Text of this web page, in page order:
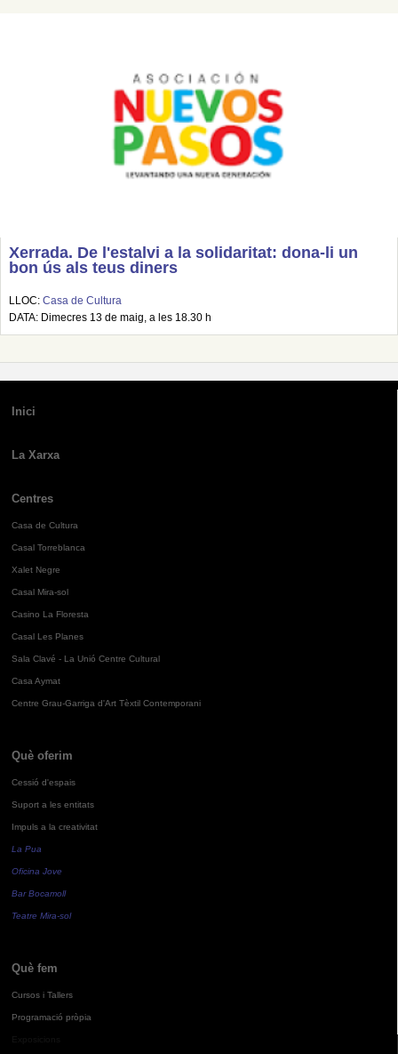
Xerrada. De l'estalvi a la solidaritat: dona-li un
bon ús als teus diners
LLOC: Casa de Cultura
DATA: Dimecres 13 de maig, a les 18.30 h
Inici
La Xarxa
Centres
Casa de Cultura
Casal Torreblanca
Xalet Negre
Casal Mira-sol
Casino La Floresta
Casal Les Planes
Sala Clavé - La Unió Centre Cultural
Casa Aymat
Centre Grau-Garriga d'Art Tèxtil Contemporani
Què oferim
Cessió d'espais
Suport a les entitats
Impuls a la creativitat
La Pua
Oficina Jove
Bar Bocamoll
Teatre Mira-sol
Què fem
Cursos i Tallers
Programació pròpia